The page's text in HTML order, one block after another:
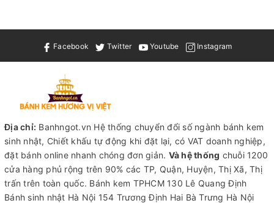
Facebook Twitter Youtube Instagram
Địa chỉ: Banhngot.vn Hệ thống chuyển đổi số ngành bánh kem
sinh nhật, Chiết khấu tự động khi đặt lại, có VAT doanh nghiệp,
đặt bánh online nhanh chóng đơn giản. Và hệ thống chuỗi 1200
cửa hàng phủ rộng trên 90% các TP, Quận, Huyện, Thị Xã, Thị
trấn trên toàn quốc. Bánh kem TPHCM130 Lê Quang Định
Bánh sinh nhật Hà Nội 154 Trương Định Hai Bà Trưng Hà Nội